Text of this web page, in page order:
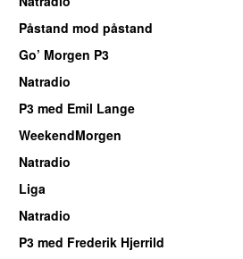
Påstand mod påstand
Go’ Morgen P3
Natradio
P3 med Emil Lange
WeekendMorgen
Natradio
Liga
Natradio
P3 med Frederik Hjerrild